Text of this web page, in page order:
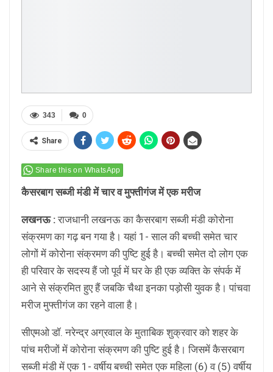
0
343
Share
Share this on WhatsApp
कैसरबाग सब्जी मंडी में चार व मुफ्तीगंज में एक मरीज
लखनऊ :राजधानी लखनऊ का कैसरबाग सब्जी मंडी कोरोना
संक्रमण का गढ़ बन गया है। यहां 1- साल की बच्ची समेत चार
लोगों में कोरोना संक्रमण की पुष्टि हुई है। बच्ची समेत दो लोग एक
ही परिवार के सदस्य हैं जो पूर्व में घर के ही एक व्यक्ति के संपर्क में
आने से संक्रमित हुए हैं जबकि चैथा इनका पड़ोसी युवक है। पांचवा
मरीज मुफ्तीगंज का रहने वाला है।
सीएमओ डॉ. नरेन्द्र अग्रवाल के मुताबिक शुक्रवार को शहर के
पांच मरीजों में कोरोना संक्रमण की पुष्टि हुई है। जिसमें कैसरबाग
सब्जी मंडी में एक 1- वर्षीय बच्ची समेत एक महिला (6) व (5) वर्षीय